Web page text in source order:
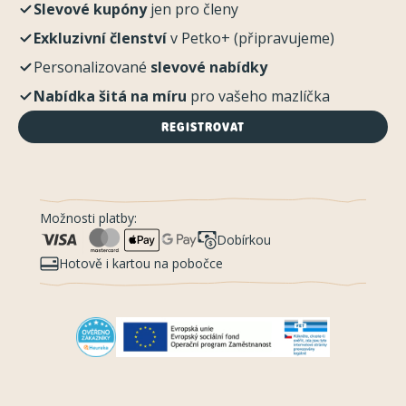
Slevové kupónyjen pro členy
Exkluzivní členstvív Petko+ (připravujeme)
Personalizované slevové nabídky
Nabídka šitá na míru pro vašeho mazlíčka
REGISTROVAT
Možnosti platby:
Dobírkou
Hotově i kartou na pobočce